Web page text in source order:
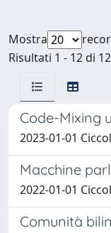
Mostra
Risultati 1 - 12 di
Code-Mixing
2023-01-01
Macchine
2022-01-01
Comunità